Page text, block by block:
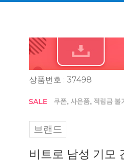
상품번호 : 37498
브랜드
비트로 남성 기모